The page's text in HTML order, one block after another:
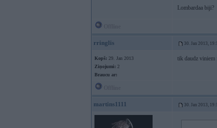
Lombardaa biji?
rringlis 30. Jan 2013,
Kopš: 29. Jan 2013
Ziņojumi: 2
Braucu ar:
tik daudz
martins1111 30. Jan 2013,